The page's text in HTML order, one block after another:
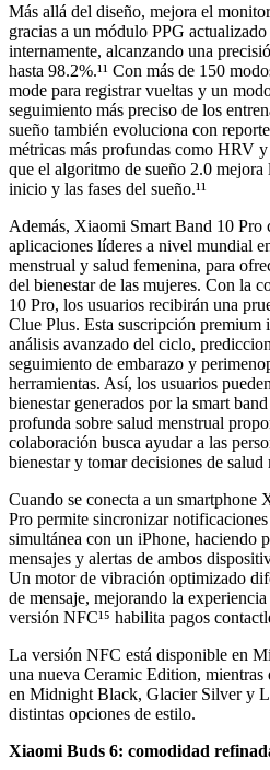
Más allá del diseño, mejora el
gracias a un módulo PPG
internamente, alcanzando una
hasta 98.2%.¹¹ Con más de 150
mode para registrar vueltas y un
seguimiento más preciso de los
sueño también evoluciona con
métricas más profundas como HRV
que el algoritmo de sueño 2.0
inicio y las fases del sueño.¹¹
Además, Xiaomi Smart Band 10 Pro
aplicaciones líderes a nivel mundial
menstrual y salud femenina, para
del bienestar de las mujeres. Con la
10 Pro, los usuarios recibirán una
Clue Plus. Esta suscripción premium
análisis avanzado del ciclo,
seguimiento de embarazo y
herramientas. Así, los usuarios
bienestar generados por la smart
profunda sobre salud menstrual
colaboración busca ayudar a las
bienestar y tomar decisiones de salud
Cuando se conecta a un
Pro permite sincronizar
simultánea con un iPhone, haciendo
mensajes y alertas de ambos
Un motor de vibración optimizado
de mensaje, mejorando la
versión NFC¹⁵ habilita pagos
La versión NFC está disponible en
una nueva Ceramic Edition, mientras
en Midnight Black, Glacier Silver y
distintas opciones de estilo.
Xiaomi Buds 6: comodidad